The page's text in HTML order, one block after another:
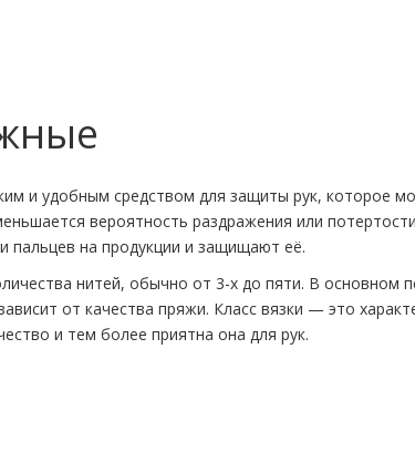
и удобным средством для защиты рук, которое
вероятность раздражения или
пальцев на продукции и защищают её.
нитей, обычно от 3-х до пяти. В
от качества пряжи. Класс вязки — это
и тем более приятна она для рук.